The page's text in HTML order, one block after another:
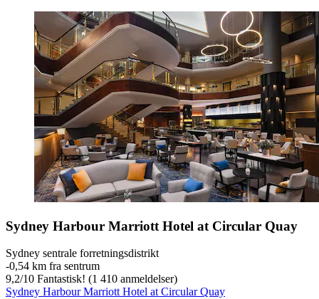
Sydney Harbour Marriott Hotel at Circular Quay
Sydney sentrale forretningsdistrikt
‐0,54 km fra sentrum
9,2/10 Fantastisk! (1 410 anmeldelser)
Sydney Harbour Marriott Hotel at Circular Quay